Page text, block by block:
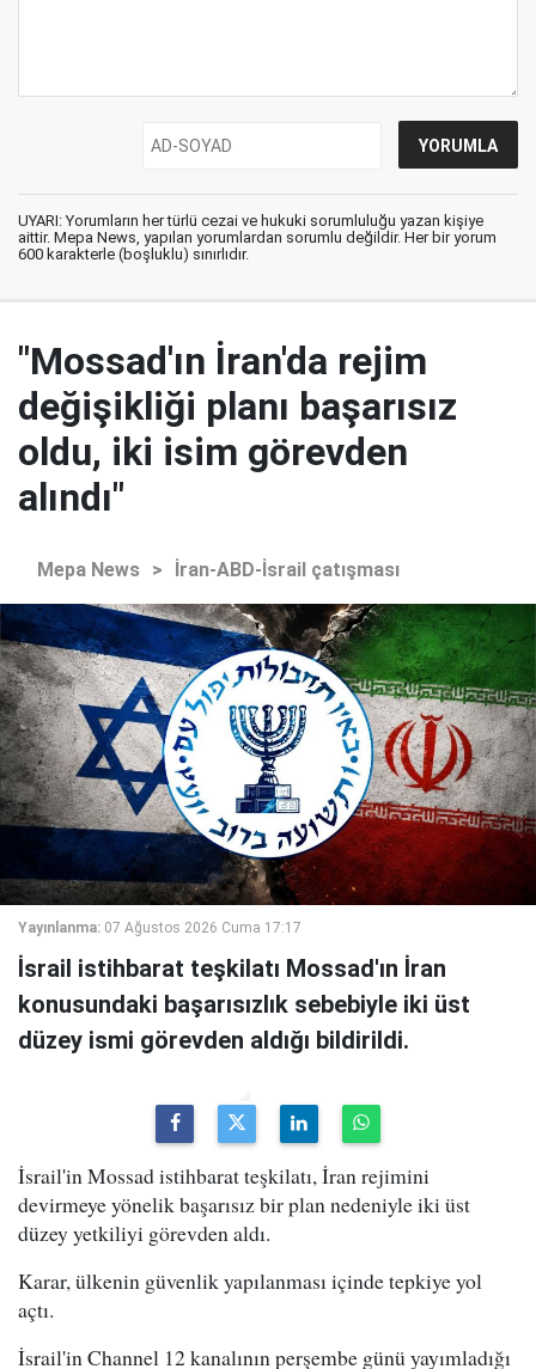
UYARI: Yorumların her türlü cezai ve hukuki sorumluluğu yazan kişiye
aittir. Mepa News, yapılan yorumlardan sorumlu değildir. Her bir yorum
600 karakterle (boşluklu) sınırlıdır.
"Mossad'ın İran'da rejim
değişikliği planı başarısız
oldu, iki isim görevden
alındı"
Mepa News > İran-ABD-İsrail çatışması
Yayınlanma: 07 Ağustos 2026 Cuma 17:17
İsrail istihbarat teşkilatı Mossad'ın İran
konusundaki başarısızlık sebebiyle iki üst
düzey ismi görevden aldığı bildirildi.
İsrail'in Mossad istihbarat teşkilatı, İran rejimini
devirmeye yönelik başarısız bir plan nedeniyle iki üst
düzey yetkiliyi görevden aldı.
Karar, ülkenin güvenlik yapılanması içinde tepkiye yol
açtı.
İsrail'in Channel 12 kanalının perşembe günü yayımladığı